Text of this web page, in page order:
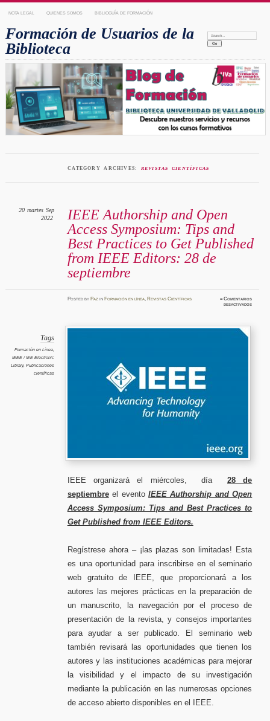
NOTA LEGAL QUIENES SOMOS BIBLIOGUÍA DE FORMACIÓN
Formación de Usuarios de la
Biblioteca
Search:
CATEGORY ARCHIVES: REVISTAS CIENTÍFICAS
IEEE Authorship and Open
Access Symposium: Tips and
Best Practices to Get Published
from IEEE Editors: 28 de
septiembre
20 martes Sep
2022
PostedbyPaz inFormación en línea ,Revistas Científicas ≈Comentarios
desactivadosen
Tags
Formación en Línea,
IEEE / IEE Electronic
Library, Publicaciones
científicas
IEEE organizará el miércoles, día 28 de
septiembreel eventoIEEE Authorship and Open
Access Symposium: Tips and Best Practices to
Get Published from IEEE Editors.
Regístrese ahora – ¡las plazas son limitadas! Esta
es una oportunidad para inscribirse en el seminario
web gratuito de IEEE, que proporcionará a los
autores las mejores prácticas en la preparación de
un manuscrito, la navegación por el proceso de
presentación de la revista, y consejos importantes
para ayudar a ser publicado. El seminario web
también revisará las oportunidades que tienen los
autores y las instituciones académicas para mejorar
la visibilidad y el impacto de su investigación
mediante la publicación en las numerosas opciones
de acceso abierto disponibles en el IEEE.